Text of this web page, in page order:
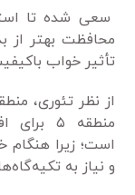
سعی شده تا
محافظت بهتر از
تأثیر خواب
منطقه
است؛ زیرا هنگام
و نیاز به